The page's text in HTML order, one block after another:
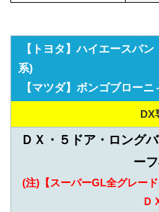
【トヨタ】ハイエースバ
系)
【マツダ】ボンゴブロー
DX
ＤＸ・５ドア・ロング
ー
(注)【スーパーGL全グレー
Ｄ